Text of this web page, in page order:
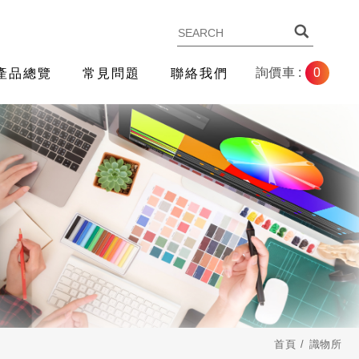
品總覽 常見問題 聯絡我們 詢價車 : 0
首頁 識物所